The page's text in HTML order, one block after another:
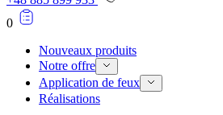
0
Nouveaux produits
Notre offre
Application de feux
Réalisations